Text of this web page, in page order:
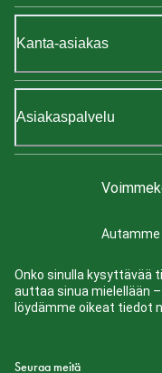
Kanta-asiakas
Asiakaspalvelu
Autamme
Onko sinulla kysyttävää
auttaa sinua mielellään
löydämme oikeat tiedot
Seuraa meitä